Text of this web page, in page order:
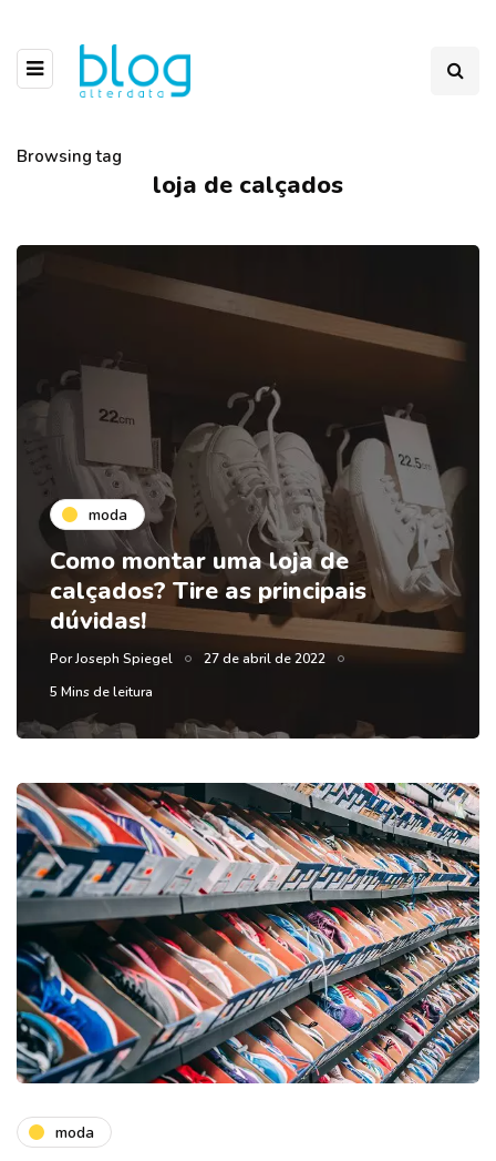
Browsing tag
loja de calçados
moda
Como montar uma loja de
calçados? Tire as principais
dúvidas!
PorJoseph Spiegel
27 de abril de 2022
5 Mins de leitura
moda